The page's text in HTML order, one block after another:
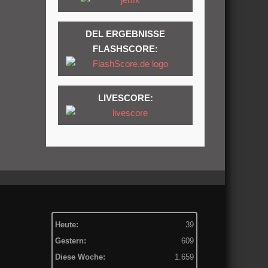
DEL ERGEBNISSE
FLASHSCORE:
LIVESCORE:
Heute:
39
Gestern:
609
Diese Woche:
1.659